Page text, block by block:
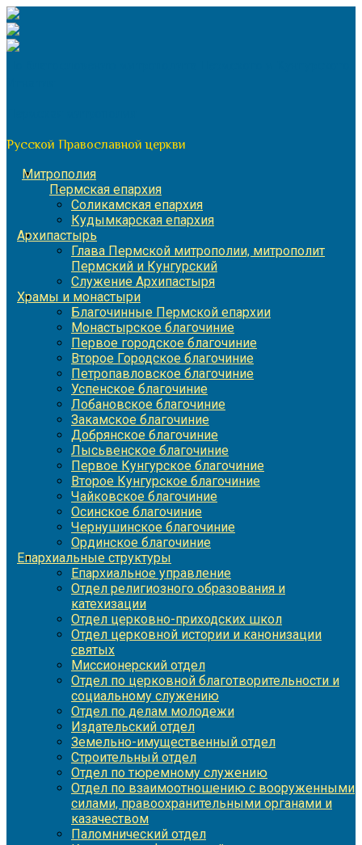
Перейти
к
содержимому
Русской Православной церкви
Митрополия
Пермская епархия
Соликамская епархия
Кудымкарская епархия
Архипастырь
Глава Пермской митрополии, митрополит
Пермский и Кунгурский
Служение Архипастыря
Храмы и монастыри
Благочинные Пермской епархии
Монастырское благочиние
Первое городское благочиние
Второе Городское благочиние
Петропавловское благочиние
Успенское благочиние
Лобановское благочиние
Закамское благочиние
Добрянское благочиние
Лысьвенское благочиние
Первое Кунгурское благочиние
Второе Кунгурское благочиние
Чайковское благочиние
Осинское благочиние
Чернушинское благочиние
Ординское благочиние
Епархиальные структуры
Епархиальное управление
Отдел религиозного образования и
катехизации
Отдел церковно-приходских школ
Отдел церковной истории и канонизации
святых
Миссионерский отдел
Отдел по церковной благотворительности и
социальному служению
Отдел по делам молодежи
Издательский отдел
Земельно-имущественный отдел
Строительный отдел
Отдел по тюремному служению
Отдел по взаимоотношению с вооруженными
силами, правоохранительными органами и
казачеством
Паломнический отдел